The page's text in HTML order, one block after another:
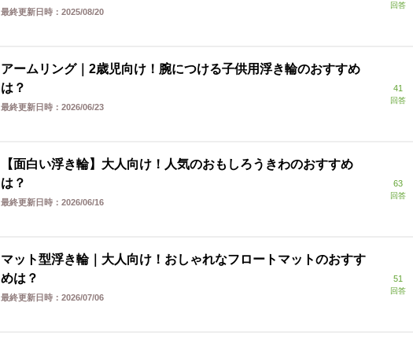
最終更新日時： 2025/08/20
回答
アームリング｜2歳児向け！腕につける子供用浮き輪のおすすめ
は？
最終更新日時： 2026/06/23
41
回答
【面白い浮き輪】大人向け！人気のおもしろうきわのおすすめ
は？
最終更新日時： 2026/06/16
63
回答
マット型浮き輪｜大人向け！おしゃれなフロートマットのおすす
めは？
最終更新日時： 2026/07/06
51
回答